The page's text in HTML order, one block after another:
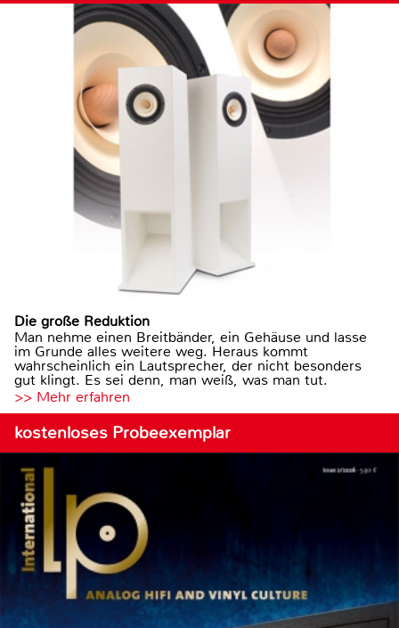
Die große Reduktion
Man nehme einen Breitbänder, ein Gehäuse und lasse
im Grunde alles weitere weg. Heraus kommt
wahrscheinlich ein Lautsprecher, der nicht besonders
gut klingt. Es sei denn, man weiß, was man tut.
>> Mehr erfahren
kostenloses Probeexemplar